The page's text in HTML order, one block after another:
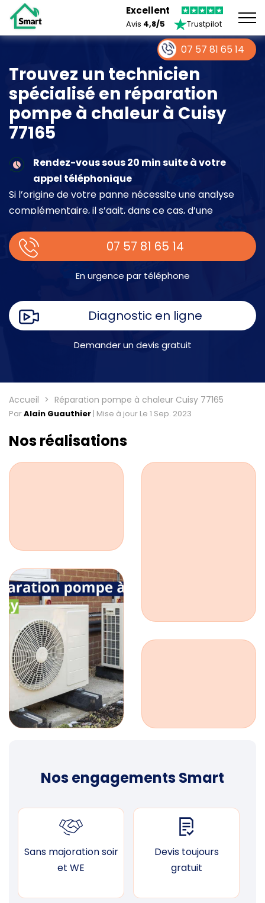
Excellent
Avis 4,8/5 Trustpilot
Trouvez un technicien
spécialisé en réparation
pompe à chaleur à Cuisy
77165
Rendez-vous sous 20 min suite à votre
appel téléphonique
Si l’origine de votre panne nécessite une analyse
complémentaire, il s’agit, dans ce cas, d’une
place.
07 57 81 65 14
En urgence par téléphone
Diagnostic en ligne
Demander un devis gratuit
Accueil Réparation pompe à chaleur Cuisy 77165
ParAlain Guauthier | Mise à jour Le 1 Sep. 2023
Nos réalisations
Nos engagements Smart
Sans majoration soir
et WE
Devis toujours
gratuit
07 57 81 65 14